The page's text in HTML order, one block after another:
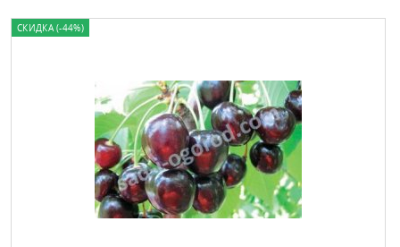
СКИДКА (-44%)